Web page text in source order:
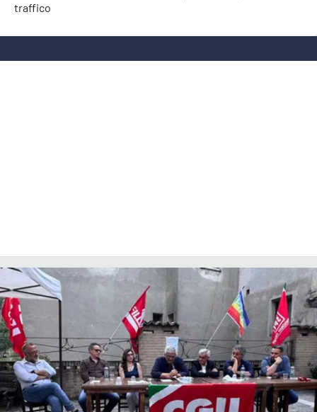
LACITYMAG.IT
traffico